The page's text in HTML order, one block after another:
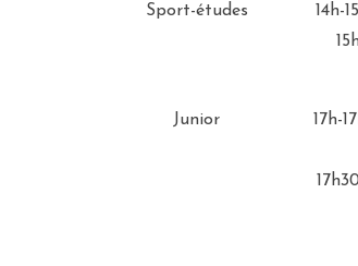
Sport-études
14h-
Junior
17h-